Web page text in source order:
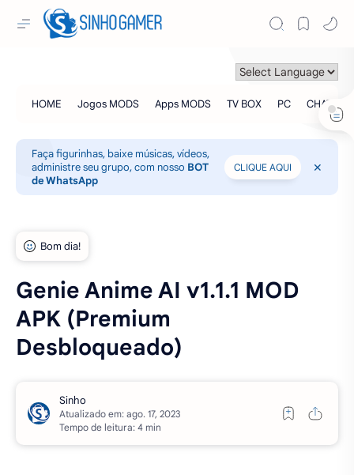
Faça figurinhas, baixe músicas, vídeos,
administre seu grupo, com nosso BOT
de WhatsApp
CLIQUE AQUI
Genie Anime AI v1.1.1 MOD
APK (Premium
Desbloqueado)
Atualizado em:
Tempo de leitura: 4 min